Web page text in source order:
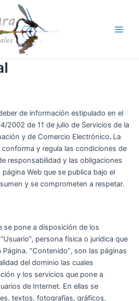
de información estipulado en el
2002 de 11 de julio de Servicios de la
y de Comercio Electrónico. La
y regula las condiciones de
responsabilidad y las obligaciones
Web que se publica bajo el
y se comprometen a respetar.
se pone a disposición de los
persona física o jurídica que
“Contenido”, son las páginas
del dominio las cuales
y los servicios que pone a
de Internet. En ellas se
textos, fotografías, gráficos,